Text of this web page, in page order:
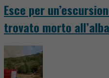
Esce per
trovato morto